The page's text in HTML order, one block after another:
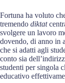
Fortuna ha voluto
tremendo diktat
svolgere un lavoro
dovendo, di anno in
che si adatti agli
conto sia
studenti per singola
educativo